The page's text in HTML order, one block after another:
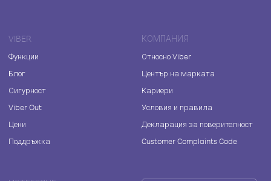
VIBER
Функции
Блог
Сигурност
Viber Out
Цени
Поддръжка
КОМПАНИЯ
Относно Viber
Център на марката
Кариери
Условия и правила
Декларация за поверителност
Customer Complaints Code